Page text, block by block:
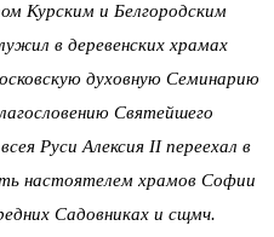
Курским и Белгородским
в деревенских храмах
духовную Семинарию
Святейшего
Руси Алексия II переехал в
настоятелем храмов Софии
Садовниках и сщмч.